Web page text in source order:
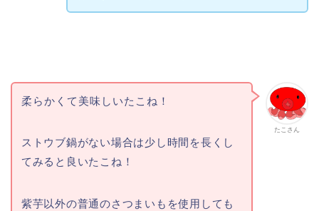
たこさん
柔らかくて美味しいたこね！
ストウブ鍋がない場合は少し時間を長くし
てみると良いたこね！
紫芋以外の普通のさつまいもを使用しても